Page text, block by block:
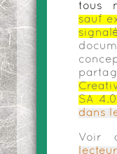
tous
sauf
SA 4.0
dans
Voir